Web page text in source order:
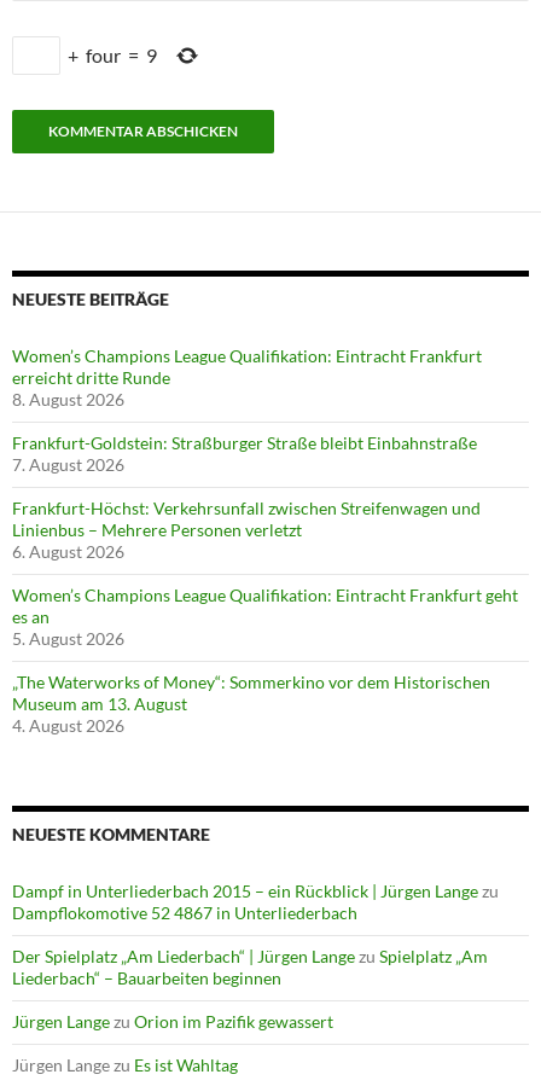
+ four = 9
NEUESTE BEITRÄGE
Women’s Champions League Qualifikation: Eintracht Frankfurt
erreicht dritte Runde
8. August 2026
Frankfurt-Goldstein: Straßburger Straße bleibt Einbahnstraße
7. August 2026
Frankfurt-Höchst: Verkehrsunfall zwischen Streifenwagen und
Linienbus – Mehrere Personen verletzt
6. August 2026
Women’s Champions League Qualifikation: Eintracht Frankfurt geht
es an
5. August 2026
„The Waterworks of Money“: Sommerkino vor dem Historischen
Museum am 13. August
4. August 2026
NEUESTE KOMMENTARE
Dampf in Unterliederbach 2015 – ein Rückblick | Jürgen Langezu
Dampflokomotive 52 4867 in Unterliederbach
Der Spielplatz „Am Liederbach“ | Jürgen Langezu Spielplatz „Am
Liederbach“ – Bauarbeiten beginnen
Jürgen Langezu Orion im Pazifik gewassert
Jürgen Langezu Es ist Wahltag